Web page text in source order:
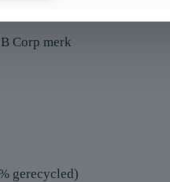
Corp merk
gerecycled)